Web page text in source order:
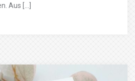
Aus […]